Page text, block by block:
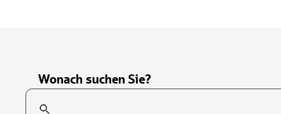
Wonach suchen Sie?
Suchfeld